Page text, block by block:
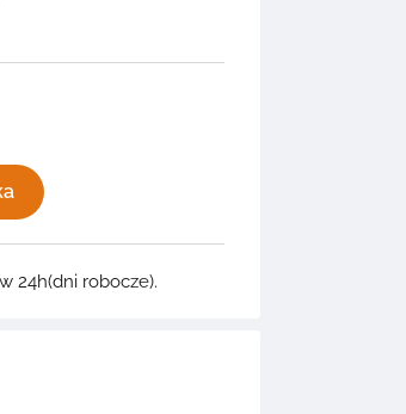
24h(dni robocze).